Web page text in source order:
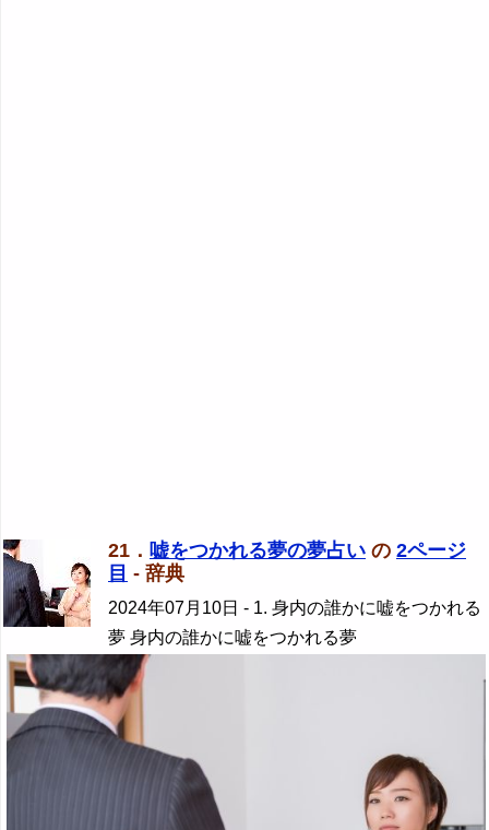
21． 嘘をつかれる夢の夢占い の 2ページ
目 - 辞典
2024年07月10日 - 1. 身内の誰かに嘘をつかれる
夢 身内の誰かに嘘をつかれる夢